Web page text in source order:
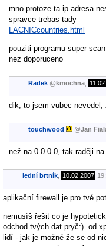
mno protoze ta ip adresa
spravce trebas tady
LACNICcountries.html
pouziti programu super
nez doporuceno
Radek @kmochna
dik, to jsem vubec nevedel,
touchwood @Jan
než na 0.0.0.0, tak raději na
lední brtník 10.02.2007
aplikační firewall je pro tvé
nemusíš řešit co je
odchod tvých dat pryč:). od
lidí - jak je možné že se od